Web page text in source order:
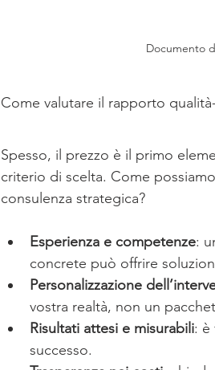
Documento
Come valutare il rapporto
Spesso, il prezzo è il primo
criterio di scelta. Come
consulenza strategica?
Esperienza e competenze:
concrete può offrire
Personalizzazione
vostra realtà, non un
Risultati attesi e misurabili: è
successo.